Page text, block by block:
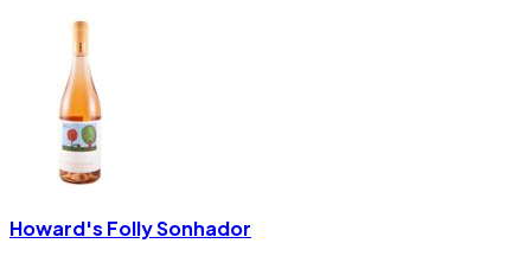
Howard's Folly Sonhador